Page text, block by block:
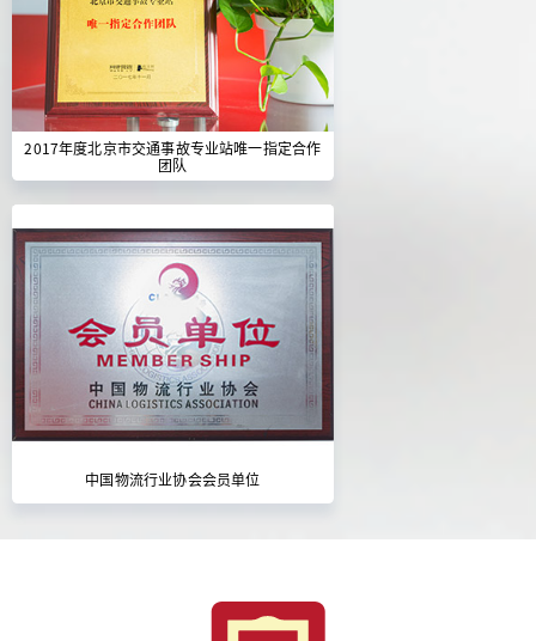
2017年度北京市交通事故专业站唯一指定合作
团队
中国物流行业协会会员单位